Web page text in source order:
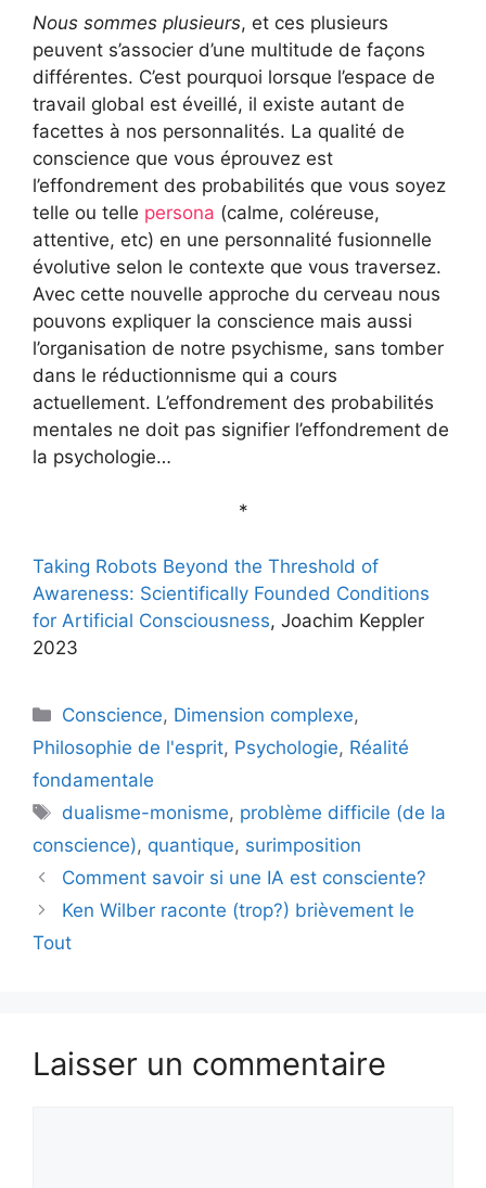
Nous sommes plusieurs, et ces plusieurs
peuvent s’associer d’une multitude de façons
différentes. C’est pourquoi lorsque l’espace de
travail global est éveillé, il existe autant de
facettes à nos personnalités. La qualité de
conscience que vous éprouvez est
l’effondrement des probabilités que vous soyez
telle ou telle persona (calme, coléreuse,
attentive, etc) en une personnalité fusionnelle
évolutive selon le contexte que vous traversez.
Avec cette nouvelle approche du cerveau nous
pouvons expliquer la conscience mais aussi
l’organisation de notre psychisme, sans tomber
dans le réductionnisme qui a cours
actuellement. L’effondrement des probabilités
mentales ne doit pas signifier l’effondrement de
la psychologie…
*
Taking Robots Beyond the Threshold of
Awareness: Scientifically Founded Conditions
for Artificial Consciousness, Joachim Keppler
2023
Catégories
Conscience, Dimension complexe,
Philosophie de l'esprit, Psychologie, Réalité
fondamentale
Étiquettes
dualisme-monisme, problème difficile (de la
conscience), quantique, surimposition
Comment savoir si une IA est consciente?
Ken Wilber raconte (trop?) brièvement le
Tout
Laisser un commentaire